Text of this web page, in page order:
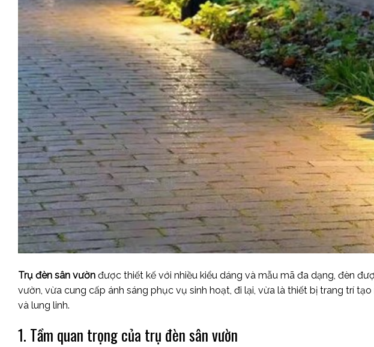
Trụ đèn sân vườn được thiết kế với nhiều kiểu dáng và mẫu mã đa dạng, đèn
vườn, vừa cung cấp ánh sáng phục vụ sinh hoạt, đi lại, vừa là thiết bị trang trí
và lung linh.
1. Tầm quan trọng của trụ đèn sân vườn